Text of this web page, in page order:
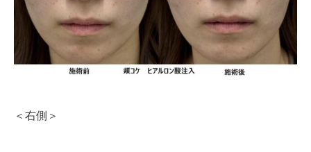
＜右側＞